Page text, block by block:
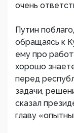
очень
Путин
обращаясь к
ему про
хорошо
перед
задачи,
сказал
главу